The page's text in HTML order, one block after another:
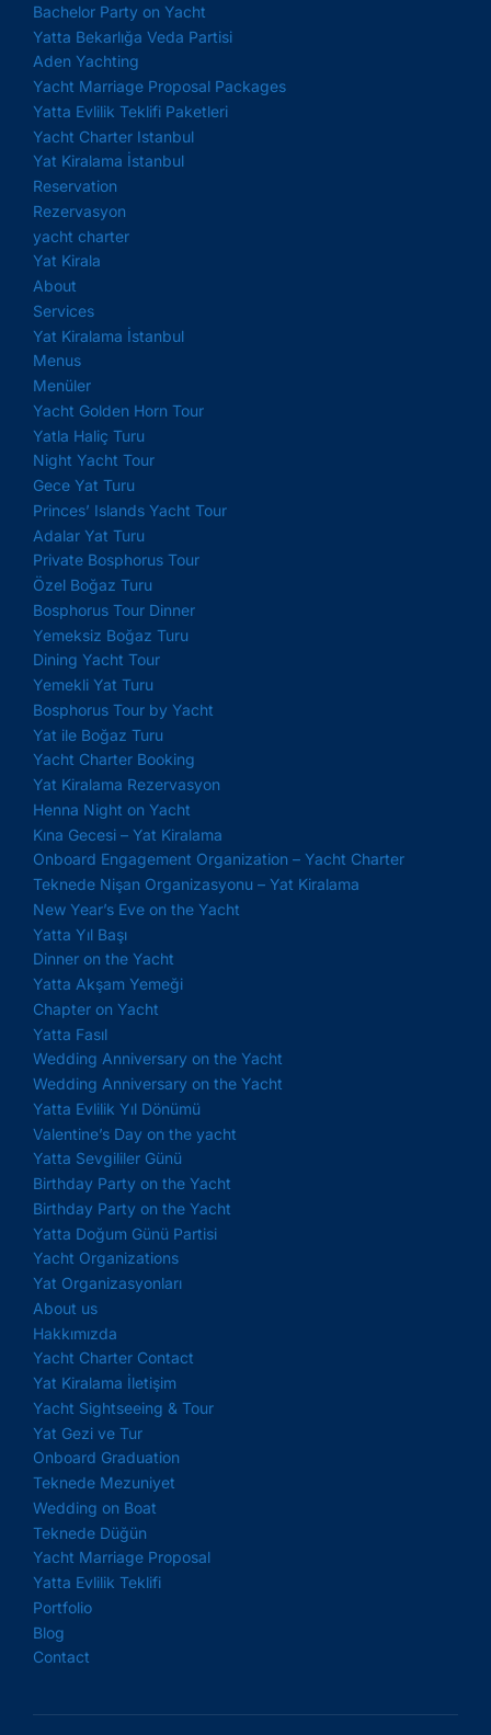
Bachelor Party on Yacht
Yatta Bekarlığa Veda Partisi
Aden Yachting
Yacht Marriage Proposal Packages
Yatta Evlilik Teklifi Paketleri
Yacht Charter Istanbul
Yat Kiralama İstanbul
Reservation
Rezervasyon
yacht charter
Yat Kirala
About
Services
Yat Kiralama İstanbul
Menus
Menüler
Yacht Golden Horn Tour
Yatla Haliç Turu
Night Yacht Tour
Gece Yat Turu
Princes’ Islands Yacht Tour
Adalar Yat Turu
Private Bosphorus Tour
Özel Boğaz Turu
Bosphorus Tour Dinner
Yemeksiz Boğaz Turu
Dining Yacht Tour
Yemekli Yat Turu
Bosphorus Tour by Yacht
Yat ile Boğaz Turu
Yacht Charter Booking
Yat Kiralama Rezervasyon
Henna Night on Yacht
Kına Gecesi – Yat Kiralama
Onboard Engagement Organization – Yacht Charter
Teknede Nişan Organizasyonu – Yat Kiralama
New Year’s Eve on the Yacht
Yatta Yıl Başı
Dinner on the Yacht
Yatta Akşam Yemeği
Chapter on Yacht
Yatta Fasıl
Wedding Anniversary on the Yacht
Wedding Anniversary on the Yacht
Yatta Evlilik Yıl Dönümü
Valentine’s Day on the yacht
Yatta Sevgililer Günü
Birthday Party on the Yacht
Birthday Party on the Yacht
Yatta Doğum Günü Partisi
Yacht Organizations
Yat Organizasyonları
About us
Hakkımızda
Yacht Charter Contact
Yat Kiralama İletişim
Yacht Sightseeing & Tour
Yat Gezi ve Tur
Onboard Graduation
Teknede Mezuniyet
Wedding on Boat
Teknede Düğün
Yacht Marriage Proposal
Yatta Evlilik Teklifi
Portfolio
Blog
Contact